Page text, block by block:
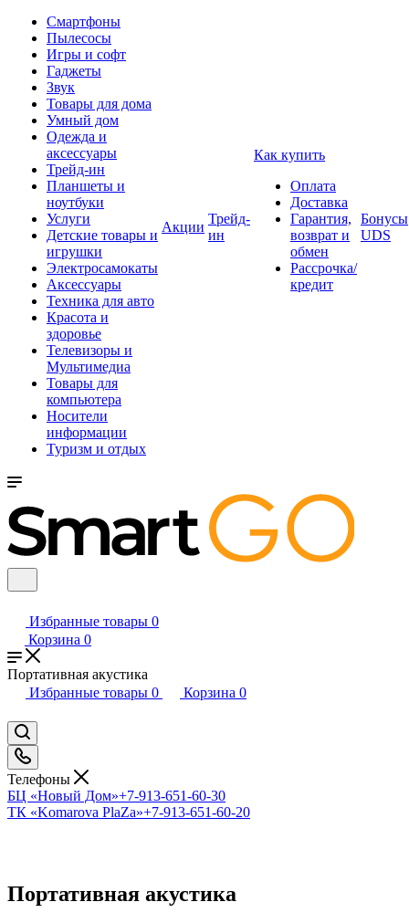
Смартфоны
Пылесосы
Игры и софт
Гаджеты
Звук
Товары для дома
Умный дом
Одежда и
аксессуары
Трейд-ин
Планшеты и
ноутбуки
Услуги
Детские товары и
игрушки
Электросамокаты
Аксессуары
Техника для авто
Красота и
здоровье
Телевизоры и
Мультимедиа
Товары для
компьютера
Носители
информации
Туризм и отдых
Акции
Трейд-
ин
Как купить
Оплата
Доставка
Гарантия,
возврат и
обмен
Рассрочка/
кредит
Бонусы
UDS
Избранные товары 0
Корзина 0
Портативная акустика
Избранные товары 0 Корзина 0
Телефоны
БЦ «Новый Дом»+7-913-651-60-30
ТК «Komarova PlaZa»+7-913-651-60-20
Портативная акустика